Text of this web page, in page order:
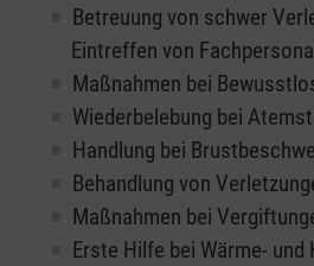
Betreuung von schwer
Eintreffen von
Maßnahmen bei
Wiederbelebung bei
Handlung bei
Behandlung von
Maßnahmen bei
Erste Hilfe bei Wärme- und